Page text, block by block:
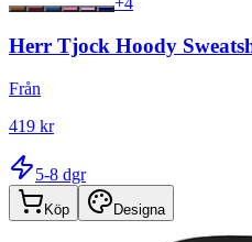
Herr Tjock Hoody
Från
419 kr
5-8 dgr
Köp Designa